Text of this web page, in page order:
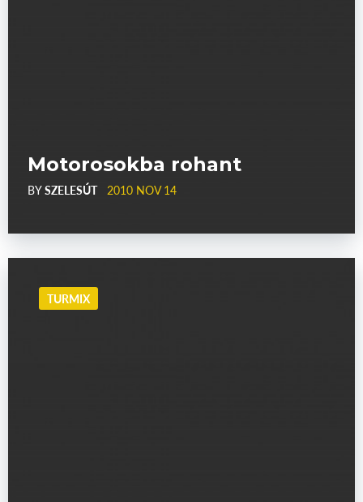
Motorosokba rohant
BYSZELESÚT 2010 NOV 14
TURMIX